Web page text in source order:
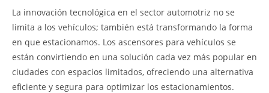
La innovación tecnológica en el sector automotriz no se
limita a los vehículos; también está transformando la forma
en que estacionamos. Los ascensores para vehículos se
están convirtiendo en una solución cada vez más popular en
ciudades con espacios limitados, ofreciendo una alternativa
eficiente y segura para optimizar los estacionamientos.